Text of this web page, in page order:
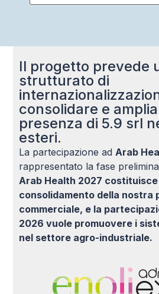
Il progetto prevede
strutturato di
consolidare e
presenza di 5.9 srl
esteri.
La partecipazione ad Arab
rappresentato la fase
Arab Health 2027 costituisce
consolidamento della nostra
commerciale, e la
2026 vuole promuovere i
nel settore agro-industriale.